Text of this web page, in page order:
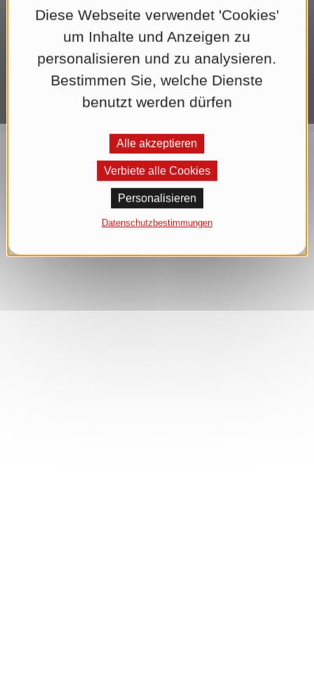
Datenschutzerklärung .*
Jetzt Newsletter abonnieren
Diese Webseite verwendet 'Cookies'
um Inhalte und Anzeigen zu
personalisieren und zu analysieren.
Bestimmen Sie, welche Dienste
benutzt werden dürfen
Alle akzeptieren
Verbiete alle Cookies
Personalisieren
Datenschutzbestimmungen